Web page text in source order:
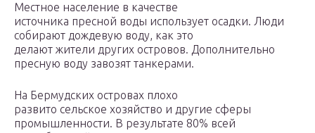
Местное население в качестве
источника пресной воды использует осадки. Люди
собирают дождевую воду, как это
делают жители других островов. Дополнительно
пресную воду завозят танкерами.
На Бермудских островах плохо
развито сельское хозяйство и другие сферы
промышленности. В результате 80% всей